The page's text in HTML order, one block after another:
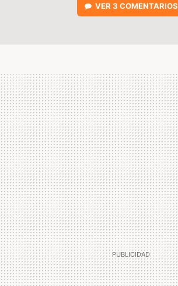
VER 3 COMENTARIOS